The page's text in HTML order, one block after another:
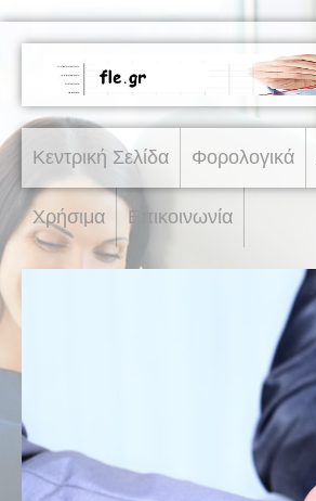
Κεντρική Σελίδα Φορολογικά
Χρήσιμα Επικοινωνία